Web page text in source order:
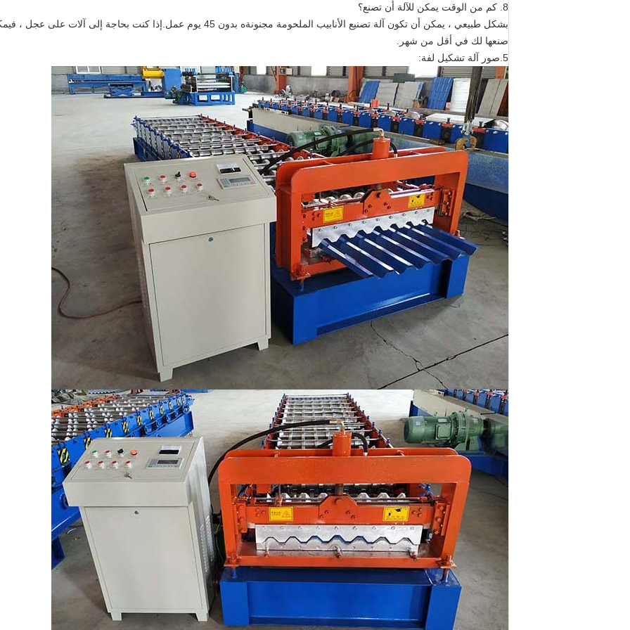
8. كم من الوقت يمكن للآلة أن تصنع؟
بشكل طبيعي ، يمكن أن تكون آلة تصنيع الأنابيب الملحومة مجنونة
ه بدون 45 يوم عمل.إذا كنت بحاجة إلى آلات على عجل ،
صنعها لك في أقل من شهر.
5. صور آلة تشكيل لفة: